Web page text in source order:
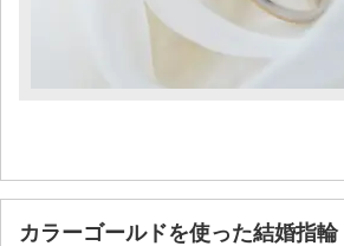
カラーゴールドを使った結婚指輪